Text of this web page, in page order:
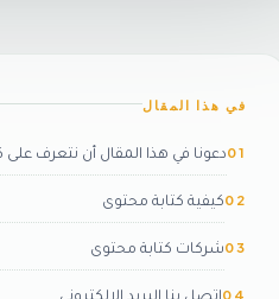
في هذا المقال
01دعونا في هذا المقال أن نتعرف على
02كيفية كتابة محتوى
03شركات كتابة محتوى
04